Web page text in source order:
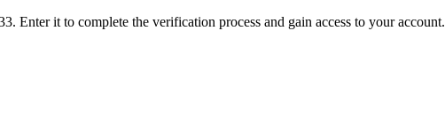
Enter it to complete the verification process and gain access to your account.